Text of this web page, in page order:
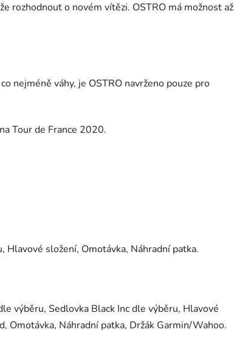
rozhodnout o novém vítězi. OSTRO má možnost až
nejméně váhy, je OSTRO navrženo pouze pro
Tour de France 2020.
Hlavové složení, Omotávka, Náhradní patka.
výběru, Sedlovka Black Inc dle výběru, Hlavové
Omotávka, Náhradní patka, Držák Garmin/Wahoo.